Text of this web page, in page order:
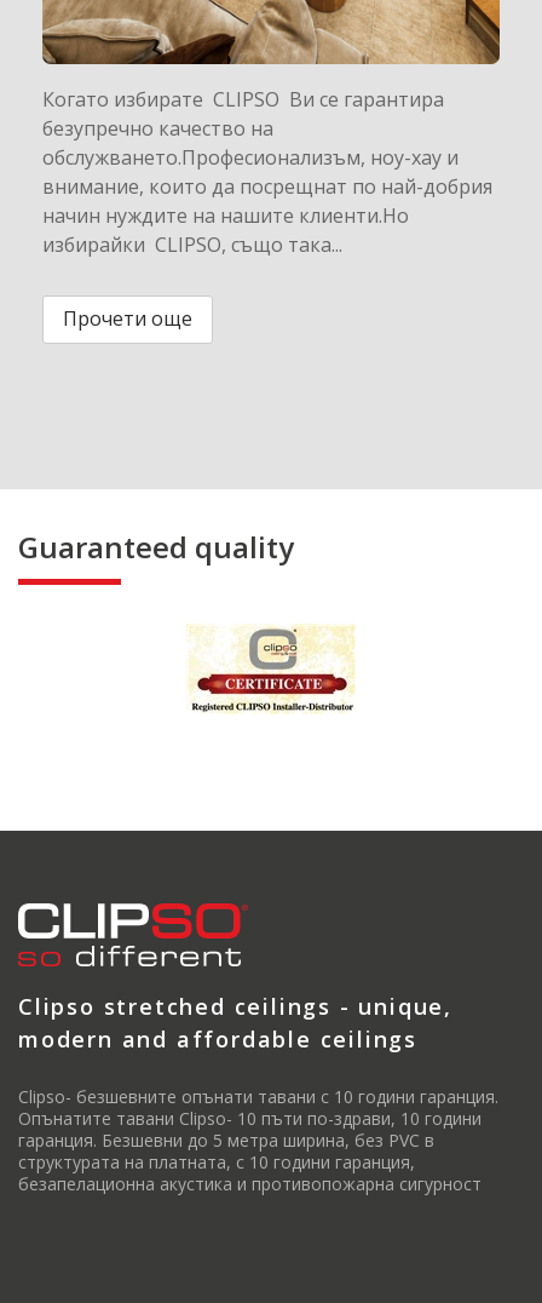
Когато избирате CLIPSO Ви се гарантира
безупречно качество на
обслужването.Професионализъм, ноу-хау и
внимание, които да посрещнат по най-добрия
начин нуждите на нашите клиенти.Но
избирайки CLIPSO, също така...
Прочети още
Guaranteed quality
Clipso stretched ceilings - unique,
modern and affordable ceilings
Clipso- безшевните опънати тавани с 10 години гаранция.
Опънатите тавани Clipso- 10 пъти по-здрави, 10 години
гаранция. Безшевни до 5 метра ширина, без PVC в
структурата на платната, с 10 години гаранция,
безапелационна акустика и противопожарна сигурност